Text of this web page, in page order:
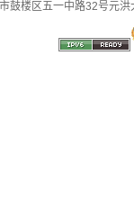
鼓楼区五一中路32号元